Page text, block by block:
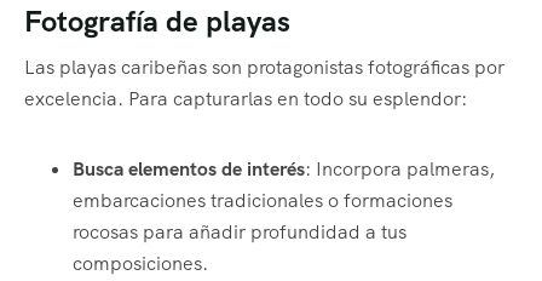
Fotografía de playas
Las playas caribeñas son protagonistas fotográficas por
excelencia. Para capturarlas en todo su esplendor:
Busca elementos de interés: Incorpora palmeras,
embarcaciones tradicionales o formaciones
rocosas para añadir profundidad a tus
composiciones.